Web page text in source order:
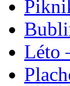
Léto